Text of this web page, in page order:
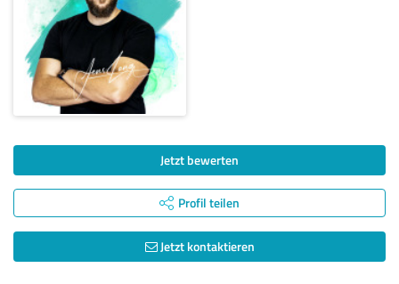
Jetzt bewerten
Profil teilen
Jetzt kontaktieren